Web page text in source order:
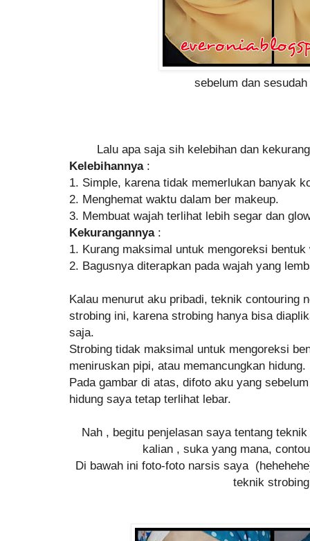
sebelum dan
Lalu apa saja sih kelebihan dan
Kelebihannya :
1. Simple, karena tidak memerlukan banyak
2. Menghemat waktu dalam ber makeup.
3. Membuat wajah terlihat lebih segar dan
Kekurangannya :
1. Kurang maksimal untuk mengoreksi bentuk
2. Bagusnya diterapkan pada wajah yang
Kalau menurut aku pribadi, teknik contouring
strobing ini, karena strobing hanya bisa
saja.
Strobing tidak maksimal untuk mengoreksi
meniruskan pipi, atau memancungkan hidung.
Pada gambar di atas, difoto aku yang
hidung saya tetap terlihat lebar.
Nah , begitu penjelasan saya tentang
kalian , suka yang mana,
Di bawah ini foto-foto narsis saya
teknik